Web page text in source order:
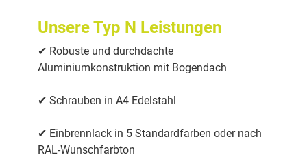
Unsere Typ N Leistungen
✔ Robuste und durchdachte
Aluminiumkonstruktion mit Bogendach
✔ Schrauben in A4 Edelstahl
✔ Einbrennlack in 5 Standardfarben oder nach
RAL-Wunschfarbton